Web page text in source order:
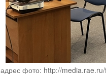
адрес фото: http://